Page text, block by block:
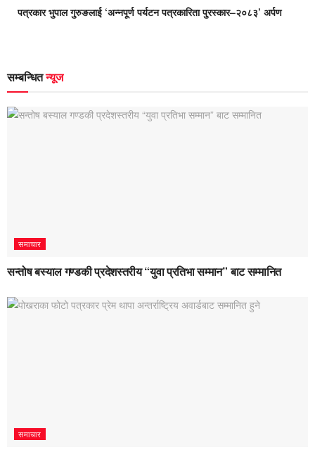
पत्रकार भुपाल गुरुङलाई ‘अन्नपूर्ण पर्यटन पत्रकारिता पुरस्कार–२०८३’ अर्पण
सम्बन्धितन्यूज
समाचार
सन्तोष बस्याल गण्डकी प्रदेशस्तरीय “युवा प्रतिभा सम्मान” बाट सम्मानित
समाचार